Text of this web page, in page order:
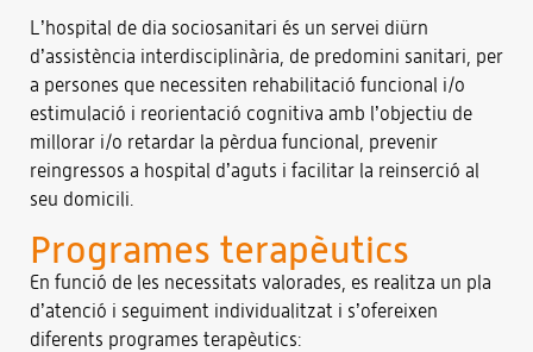
L’hospital de dia sociosanitari és un servei diürn
d’assistència interdisciplinària, de predomini sanitari, per
a persones que necessiten rehabilitació funcional i/o
estimulació i reorientació cognitiva amb l’objectiu de
millorar i/o retardar la pèrdua funcional, prevenir
reingressos a hospital d’aguts i facilitar la reinserció al
seu domicili.
Programes terapèutics
En funció de les necessitats valorades, es realitza un pla
d’atenció i seguiment individualitzat i s’ofereixen
diferents programes terapèutics: